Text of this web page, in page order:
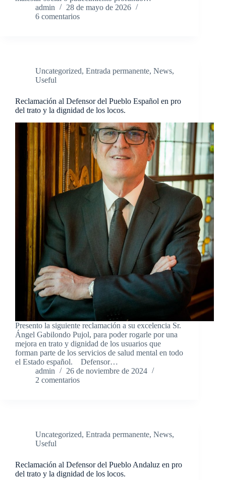
admin
28 de mayo de 2026
6 comentarios
Uncategorized, Entrada permanente, News,
Useful
Reclamación al Defensor del Pueblo Español en pro
del trato y la dignidad de los locos.
Presento la siguiente reclamación a su excelencia Sr.
Ángel Gabilondo Pujol, para poder rogarle por una
mejora en trato y dignidad de los usuarios que
forman parte de los servicios de salud mental en todo
el Estado español. Defensor…
admin
26 de noviembre de 2024
2 comentarios
Uncategorized, Entrada permanente, News,
Useful
Reclamación al Defensor del Pueblo Andaluz en pro
del trato y la dignidad de los locos.